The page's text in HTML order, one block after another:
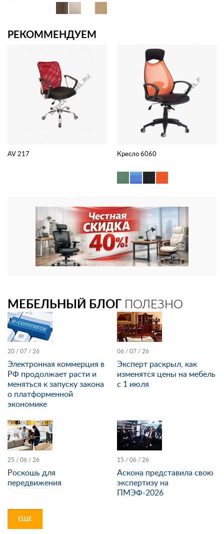
РЕКОММЕНДУЕМ
AV 217 Кресло 6060
МЕБЕЛЬНЫЙ БЛОГ ПОЛЕЗНО
20 / 07 / 26
Электронная коммерция в
РФ продолжает расти и
меняться к запуску закона
о платформенной
экономике
06 / 07 / 26
Эксперт раскрыл, как
изменятся цены на мебель
с 1 июля
25 / 06 / 26
Роскошь для
передвижения
15 / 06 / 26
Аскона представила свою
экспертизу на
ПМЭФ-2026
ЕЩЕ